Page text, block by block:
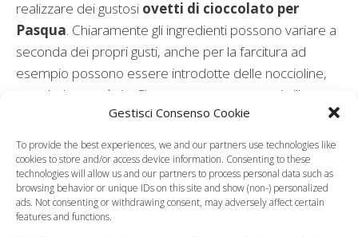
Gestisci Consenso Cookie
To provide the best experiences, we and our partners use technologies like
cookies to store and/or access device information. Consenting to these
technologies will allow us and our partners to process personal data such as
browsing behavior or unique IDs on this site and show (non-) personalized
ads. Not consenting or withdrawing consent, may adversely affect certain
features and functions.
realizzare dei gustosi ovetti di cioccolato per
Pasqua. Chiaramente gli ingredienti possono variare a
seconda dei propri gusti, anche per la farcitura ad
esempio possono essere introdotte delle noccioline,
mandorle e così via. Che aspettate a mettervi all’opera.
Leggi anche: